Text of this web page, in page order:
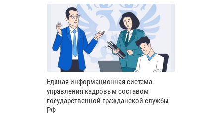
Единая информационная система
управления кадровым составом
государственной гражданской службы
РФ